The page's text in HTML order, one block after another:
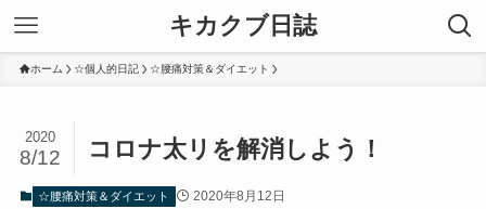
キカクブ日誌
ホーム ☆個人的日記 ☆腰痛対策＆ダイエット
コロナ太リを解消しよう！
2020
8/12
☆腰痛対策＆ダイエット 2020年8月12日